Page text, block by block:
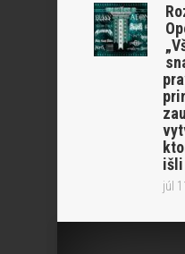
išli
júl